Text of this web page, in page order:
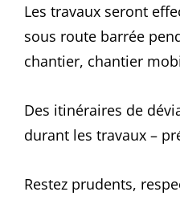
Les travaux seront
sous route barrée
chantier, chantier
Des itinéraires de
durant les travaux –
Restez prudents,